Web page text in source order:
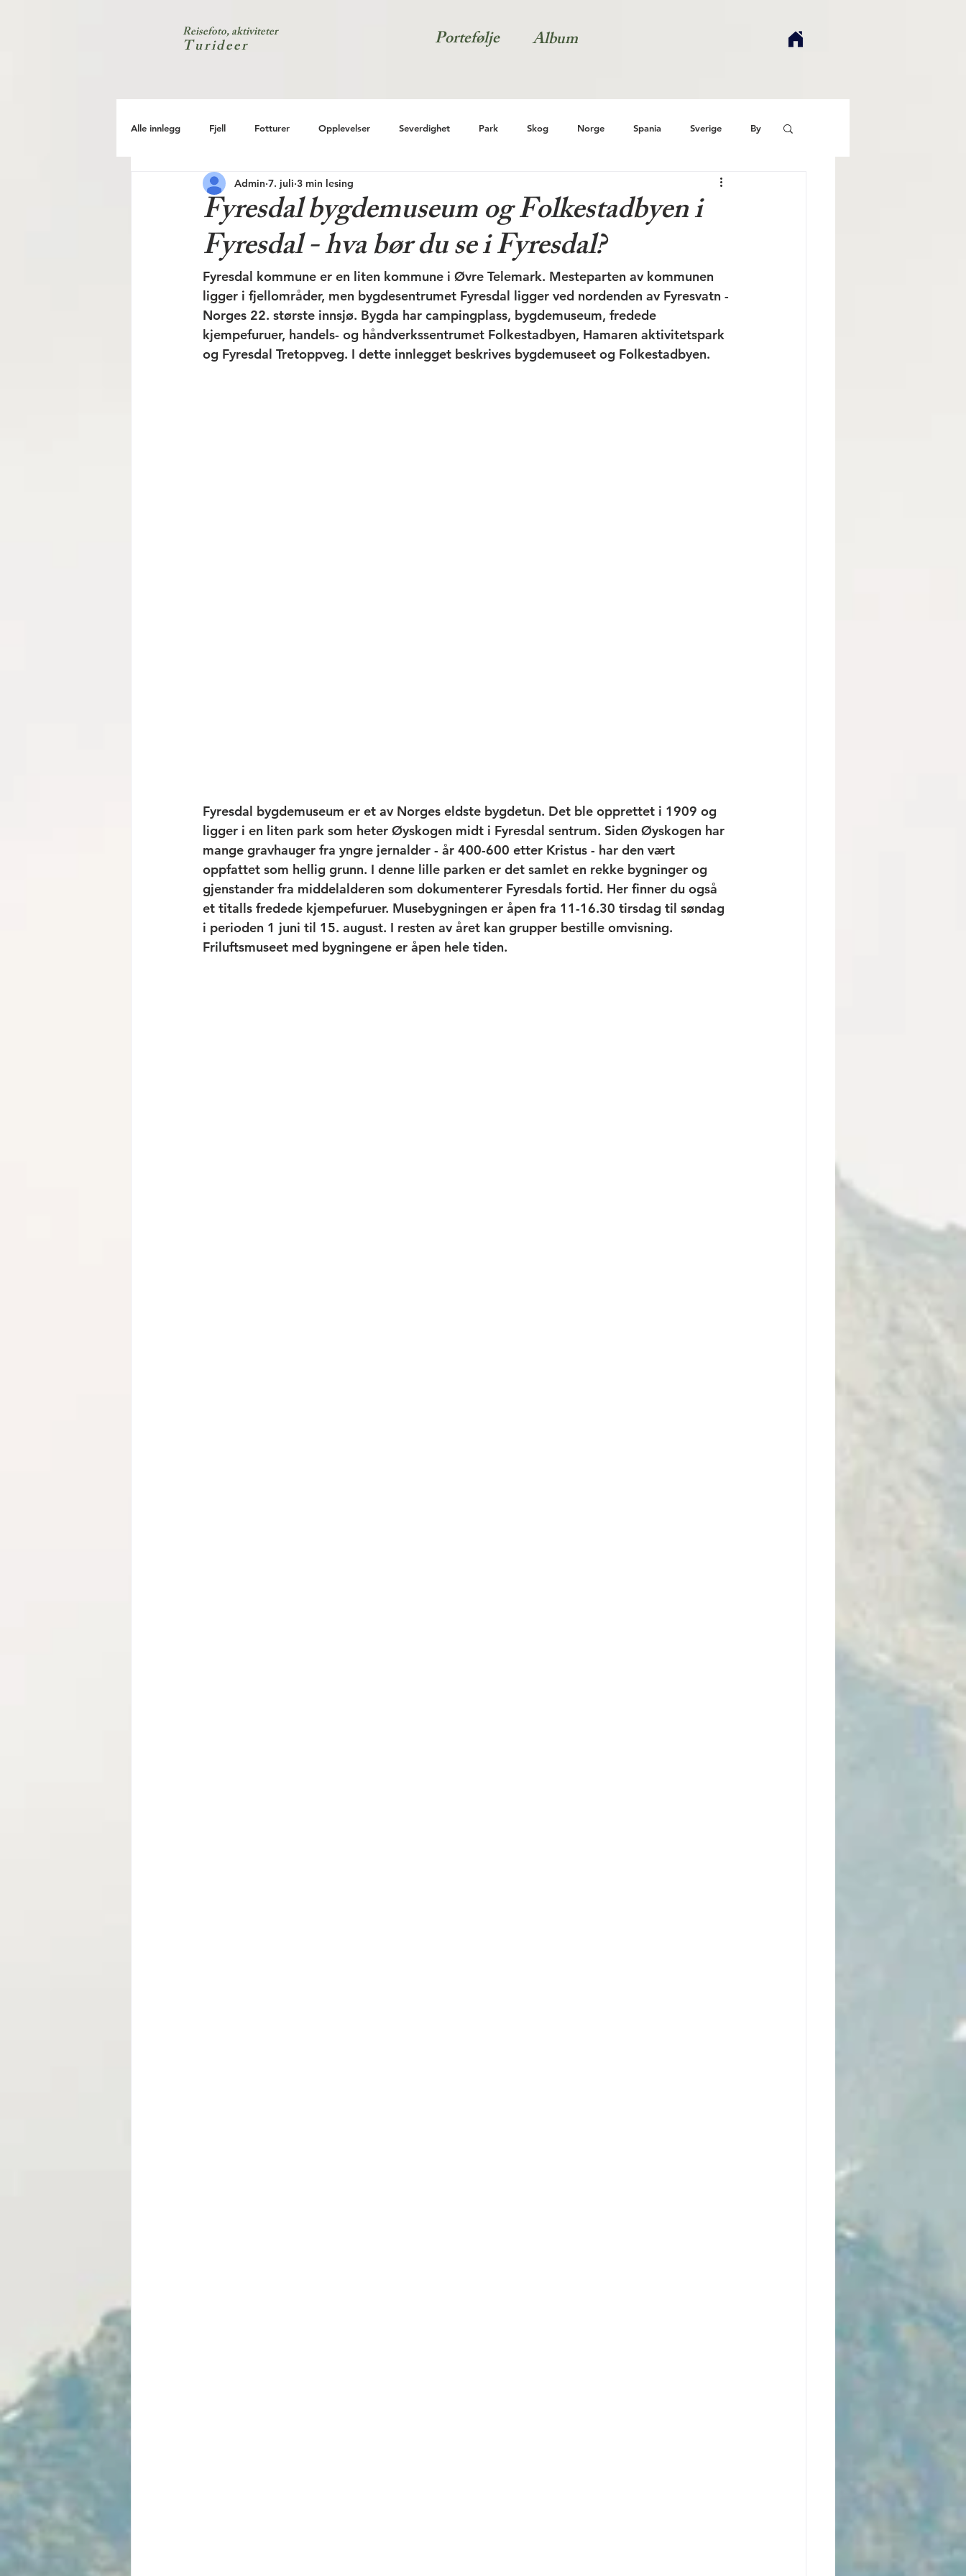
Reisefoto, aktiviteter
Turideer Portefølje Album
Alle innlegg Fjell Fotturer Opplevelser Severdighet Park Skog Norge Spania Sverige By
Natur Test
Fyresdal bygdemuseum og Folkestadbyen i
Fyresdal - hva bør du se i Fyresdal?
Admin 7. juli 3 min lesing
Fyresdal kommune er en liten kommune i Øvre Telemark. Mesteparten av kommunen
ligger i fjellområder, men bygdesentrumet Fyresdal ligger ved nordenden av Fyresvatn -
Norges 22. største innsjø. Bygda har campingplass, bygdemuseum, fredede
kjempefuruer, handels- og håndverkssentrumet Folkestadbyen, Hamaren aktivitetspark
og Fyresdal Tretoppveg. I dette innlegget beskrives bygdemuseet og Folkestadbyen.
Fyresdal bygdemuseum er et av Norges eldste bygdetun. Det ble opprettet i 1909 og
ligger i en liten park som heter Øyskogen midt i Fyresdal sentrum. Siden Øyskogen har
mange gravhauger fra yngre jernalder - år 400-600 etter Kristus - har den vært
oppfattet som hellig grunn. I denne lille parken er det samlet en rekke bygninger og
gjenstander fra middelalderen som dokumenterer Fyresdals fortid. Her finner du også
et titalls fredede kjempefuruer. Musebygningen er åpen fra 11-16.30 tirsdag til søndag
i perioden 1 juni til 15. august. I resten av året kan grupper bestille omvisning.
Friluftsmuseet med bygningene er åpen hele tiden.